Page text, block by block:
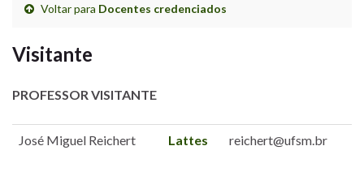
Voltar para Docentes credenciados
Visitante
PROFESSOR VISITANTE
José Miguel Reichert Lattes reichert@ufsm.br